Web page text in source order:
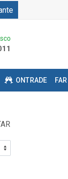
ONTRADE